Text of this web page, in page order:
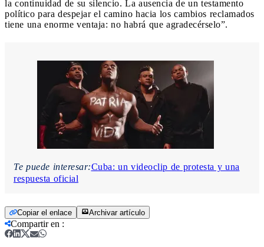
la continuidad de su silencio. La ausencia de un testamento
político para despejar el camino hacia los cambios reclamados
tiene una enorme ventaja: no habrá que agradecérselo”.
Te puede interesar:Cuba: un videoclip de protesta y una
respuesta oficial
Copiar el enlace Archivar artículo
Compartir en :